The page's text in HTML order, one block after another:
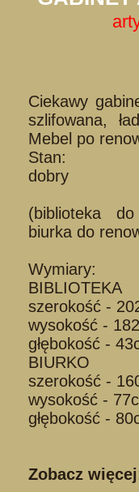
Ciekawy
szlifowana,
Mebel po
Stan:
dobry
(biblioteka
biurka do
Wymiary:
BIBLIOTEKA
szerokość -
wysokość -
głębokość -
BIURKO
szerokość -
wysokość -
głębokość -
Zobacz więcej